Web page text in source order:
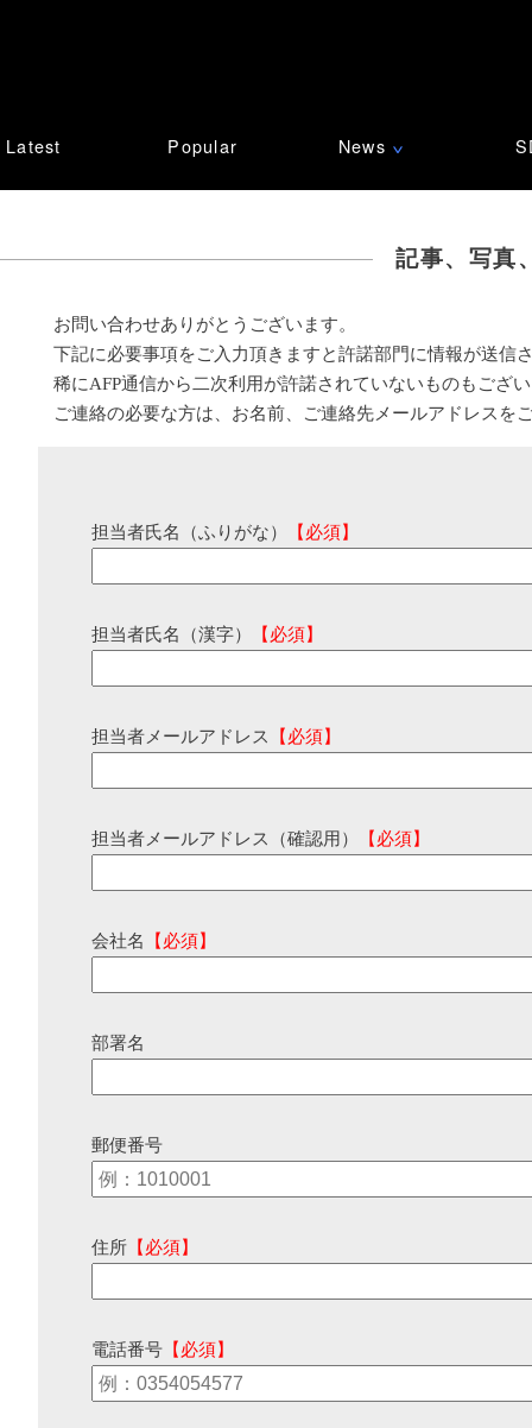
Latest Popular News ∨
記事、写真
お問い合わせありがとうございます。
下記に必要事項をご入力頂きますと許諾部門に情報が送信
稀にAFP通信から二次利用が許諾されていないものもござ
ご連絡の必要な方は、お名前、ご連絡先メールアドレスを
担当者氏名（ふりがな） 【必須】
担当者氏名（漢字） 【必須】
担当者メールアドレス 【必須】
担当者メールアドレス（確認用） 【必須】
会社名 【必須】
部署名
郵便番号
住所 【必須】
電話番号 【必須】